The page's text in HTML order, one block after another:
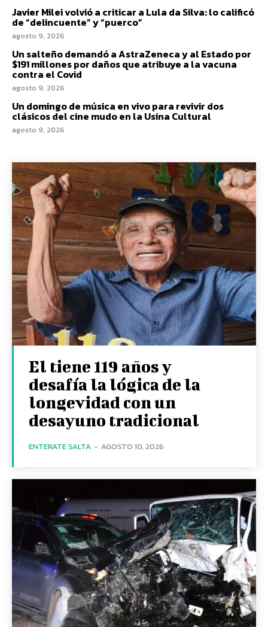
Javier Milei volvió a criticar a Lula da Silva: lo calificó
de “delincuente” y “puerco”
agosto 9, 2026
Un salteño demandó a AstraZeneca y al Estado por
$191 millones por daños que atribuye a la vacuna
contra el Covid
agosto 9, 2026
Un domingo de música en vivo para revivir dos
clásicos del cine mudo en la Usina Cultural
agosto 9, 2026
El tiene 119 años y
desafía la lógica de la
longevidad con un
desayuno tradicional
ENTERATE SALTA - AGOSTO 10, 2026